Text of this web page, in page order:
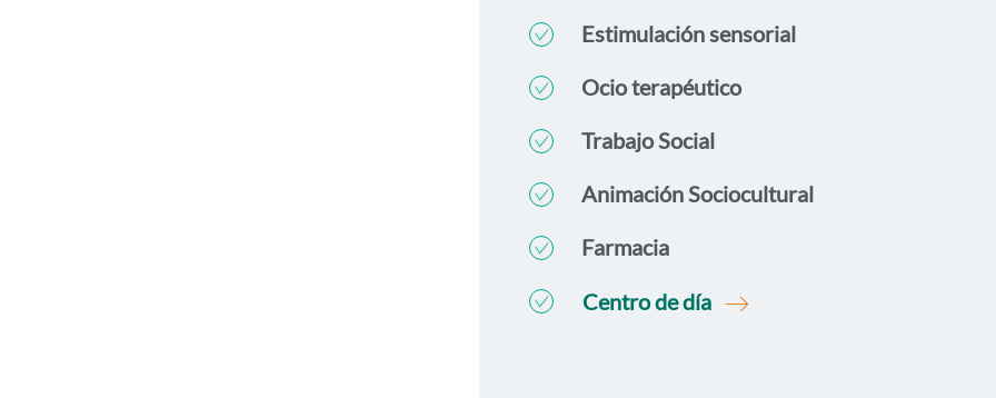
Estimulación sensorial
Ocio terapéutico
Trabajo Social
Animación Sociocultural
Farmacia
Centro de día